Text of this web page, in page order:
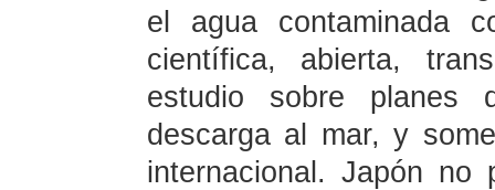
el agua contaminada
científica, abierta,
estudio sobre planes
descarga al mar, y
internacional. Japón no